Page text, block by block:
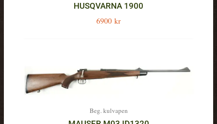
HUSQVARNA 1900
6900 kr
Beg. kulvapen